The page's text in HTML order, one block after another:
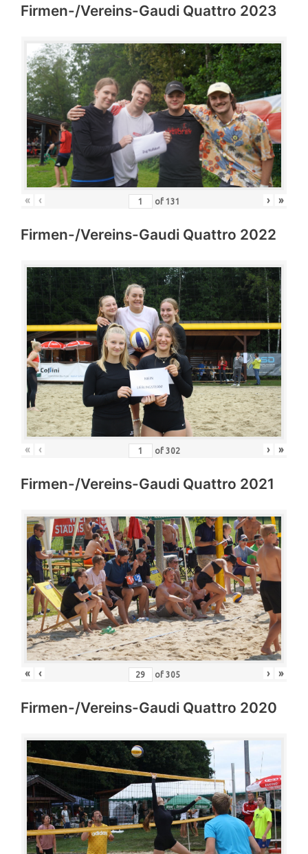
Firmen-/Vereins-Gaudi Quattro 2023
« ‹ of 131 › »
Firmen-/Vereins-Gaudi Quattro 2022
« ‹ of 302 › »
Firmen-/Vereins-Gaudi Quattro 2021
« ‹ of 305 › »
Firmen-/Vereins-Gaudi Quattro 2020